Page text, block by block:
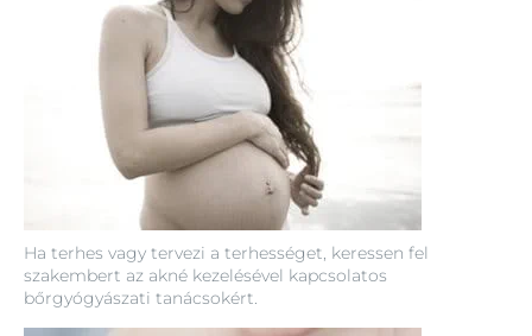
Ha terhes vagy tervezi a terhességet, keressen fel
szakembert az akné kezelésével kapcsolatos
bőrgyógyászati tanácsokért.